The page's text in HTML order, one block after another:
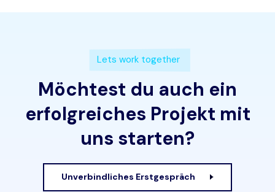
Lets work together
Möchtest du auch ein
erfolgreiches Projekt mit
uns starten?
Unverbindliches Erstgespräch